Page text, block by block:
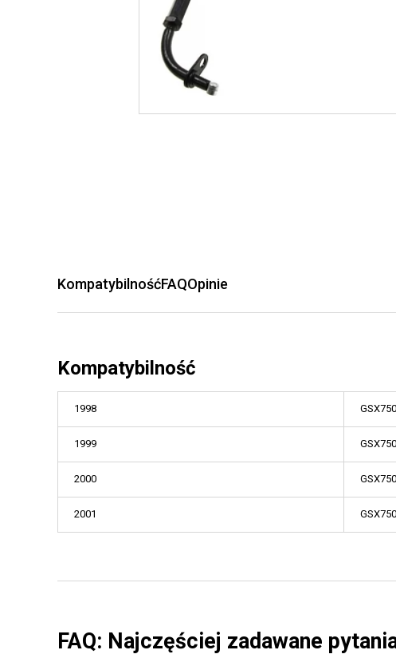
KompatybilnośćFAQOpinie
Kompatybilność
1998 GSX750
1999 GSX750
2000 GSX750
2001 GSX750
FAQ: Najczęściej zadawane